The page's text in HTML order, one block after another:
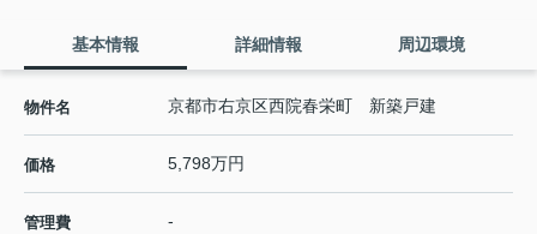
基本情報 詳細情報 周辺環境
物件名 京都市右京区西院春栄町 新築戸建
価格 5,798万円
管理費 -